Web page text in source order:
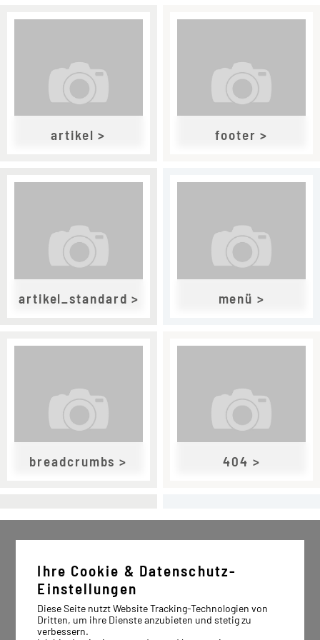
artikel > footer >
artikel_standard > menü >
breadcrumbs > 404 >
Ihre Cookie & Datenschutz-
Einstellungen
Diese Seite nutzt Website Tracking-Technologien von
Dritten, um ihre Dienste anzubieten und stetig zu
verbessern.